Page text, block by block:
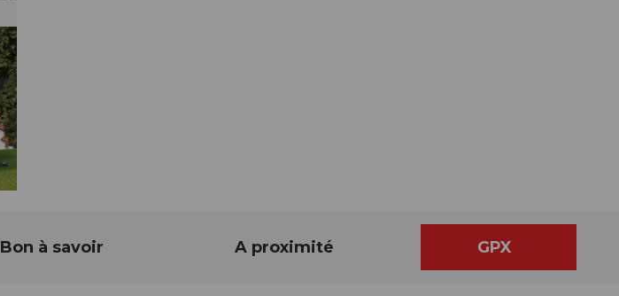
Bon à savoir A proximité GPX